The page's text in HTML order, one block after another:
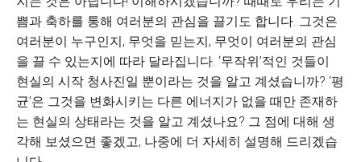
쁨과 축하를 통해 여러분의 관심을 끌기도 합니다. 그것은
여러분이 누구인지, 무엇을 믿는지, 무엇이 여러분의 관심
을 끌 수 있는지에 따라 달라집니다. ‘무작위’적인 것들이
현실의 시작 청사진일 뿐이라는 것을 알고 계셨습니까? ‘평
균’은 그것을 변화시키는 다른 에너지가 없을 때만 존재하
는 현실의 상태라는 것을 알고 계셨나요? 그 점에 대해 생
각해 보셨으면 좋겠고, 나중에 더 자세히 설명해 드리겠습